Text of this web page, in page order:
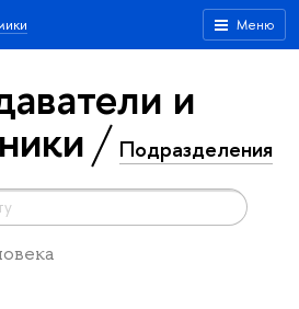
Меню
и
Подразделения